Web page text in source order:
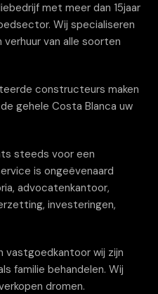
met meer dan 15jaar
Wij specialiseren
verhuur van alle soorten
constructeurs maken
gehele Costa Blanca uw
steeds voor een
is ongeëvenaard
advocatenkantoor,
investeringen,
vastgoedkantoor wij zijn
familie behandelen. Wij
dromen.